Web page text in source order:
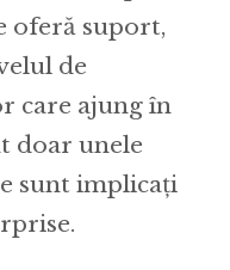
oferă suport,
de
care ajung în
doar unele
sunt implicați